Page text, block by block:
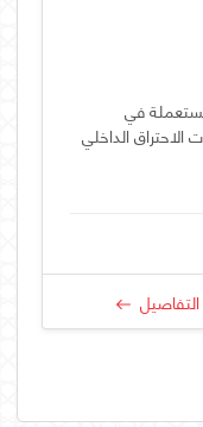
في
الاحتراق الداخلي
التفاصيل